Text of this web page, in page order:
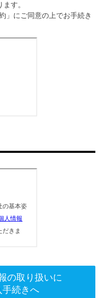
す。
」にご同意の上でお手続き
の取り扱いに
手続きへ